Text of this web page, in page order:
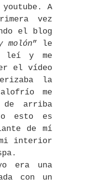
A
vez
el blog
molón” le
leí y me
el vídeo
la
me
arriba
esto es
de mí
mi interior
era una
con un